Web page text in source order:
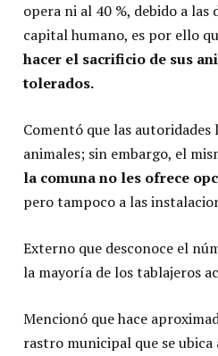
opera ni al 40 %, debido a
capital humano, es por ello
hacer el sacrificio de sus
tolerados.
Comentó que las
animales; sin embargo, el
la comuna no les ofrece
pero tampoco a las
Externo que desconoce el
la mayoría de los tablajeros
Mencionó que hace
rastro municipal que se